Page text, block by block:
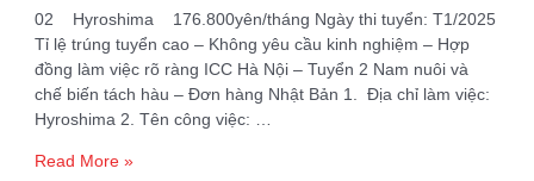
02 Hyroshima 176.800yên/tháng Ngày thi tuyển: T1/2025
Tỉ lệ trúng tuyển cao – Không yêu cầu kinh nghiệm – Hợp
đồng làm việc rõ ràng ICC Hà Nội – Tuyển 2 Nam nuôi và
chế biến tách hàu – Đơn hàng Nhật Bản 1. Địa chỉ làm việc:
Hyroshima 2. Tên công việc: …
Tuyển
Read More »